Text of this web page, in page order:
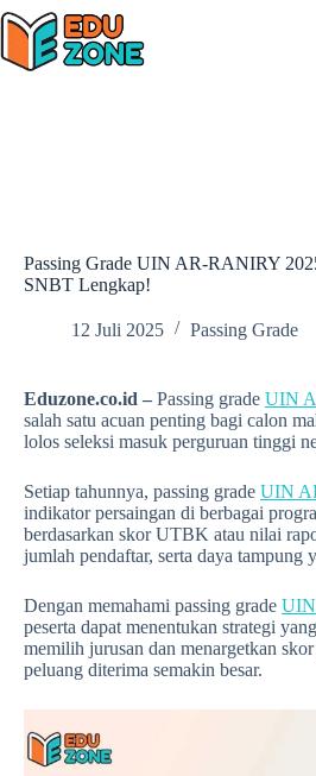
Skip
to
content
Passing Grade UIN AR-RANIRY
SNBT Lengkap!
12 Juli 2025 Passing Grade
Eduzone.co.id – Passing grade UIN
salah satu acuan penting bagi calon
lolos seleksi masuk perguruan tinggi
Setiap tahunnya, passing grade UIN
indikator persaingan di berbagai
berdasarkan skor UTBK atau nilai
jumlah pendaftar, serta daya tampung
Dengan memahami passing grade
peserta dapat menentukan strategi
memilih jurusan dan menargetkan
peluang diterima semakin besar.